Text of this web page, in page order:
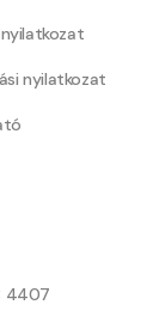
nyilatkozat
4407